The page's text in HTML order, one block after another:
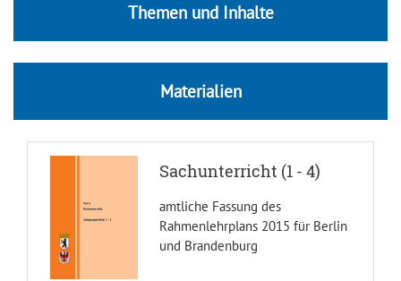
Themen und Inhalte
Materialien
Sachunterricht (1 - 4)
amtliche Fassung des
Rahmenlehrplans 2015 für Berlin
und Brandenburg